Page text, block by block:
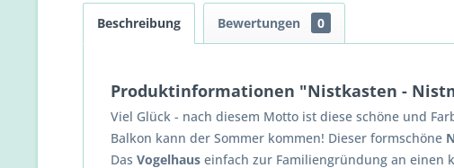
Beschreibung Bewertungen 0
Produktinformationen "Nistkasten -
Viel Glück - nach diesem Motto ist diese schöne und
Balkon kann der Sommer kommen! Dieser formschöne
Das Vogelhaus einfach zur Familiengründung an einen